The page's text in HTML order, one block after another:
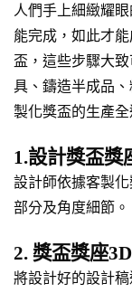
人們手上細緻耀
能完成，如此才
盃，這些步驟大
具、鑄造半成品
製化獎盃的生產全
1.設計獎盃獎
設計師依據客製
部分及角度細節。
2. 獎盃獎座
將設計好的設計